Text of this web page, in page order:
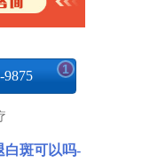
9875 1
白斑可以吗-